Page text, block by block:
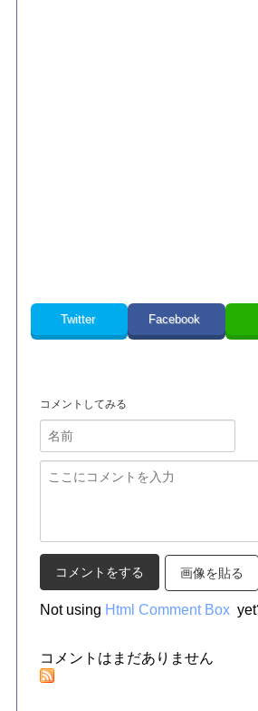
Twitter Facebook
コメントしてみる
画像を貼る
Not using Html Comment Box
コメントはまだありません